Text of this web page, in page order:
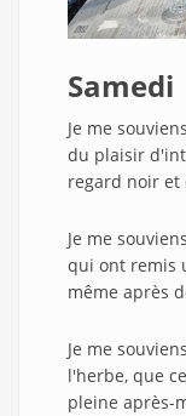
Samedi
Je me
du plaisir
regard noir et
Je me
qui ont remis
même après
Je me
l'herbe, que
pleine après-